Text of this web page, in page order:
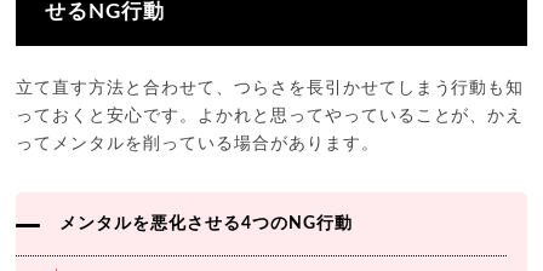
せるNG行動
立て直す方法と合わせて、つらさを長引かせてしまう行動も知
っておくと安心です。よかれと思ってやっていることが、かえ
ってメンタルを削っている場合があります。
メンタルを悪化させる4つのNG行動